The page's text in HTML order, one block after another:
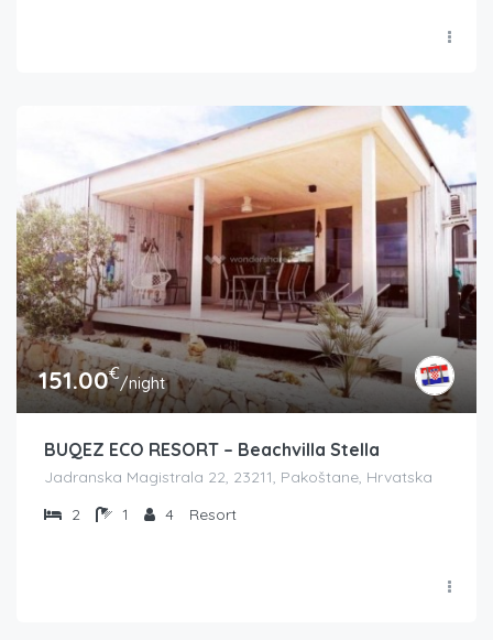
151.00€/night
BUQEZ ECO RESORT – Beachvilla Stella
Jadranska Magistrala 22, 23211, Pakoštane, Hrvatska
2
1 4 Resort